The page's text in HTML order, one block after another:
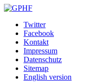
Twitter
Facebook
Kontakt
Impressum
Datenschutz
Sitemap
English version